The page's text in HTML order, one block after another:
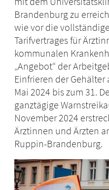
Brandenburg zu
wie vor die
Tarifvertrages für
kommunalen
„Angebot“ der
Einfrieren der Gehälter
Mai 2024 bis zum 31.
ganztägige
November 2024
Ärztinnen und Ärzten
Ruppin-Brandenburg.